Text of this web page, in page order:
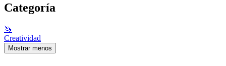
Categoría
🦄
Creatividad
Mostrar menos